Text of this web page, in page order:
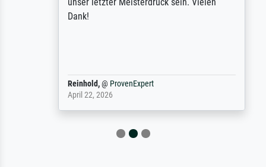
Dank!
Reinhold,@ProvenExpert
April 22, 2026